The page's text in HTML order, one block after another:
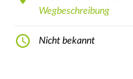
Wegbeschreibung
Nicht bekannt